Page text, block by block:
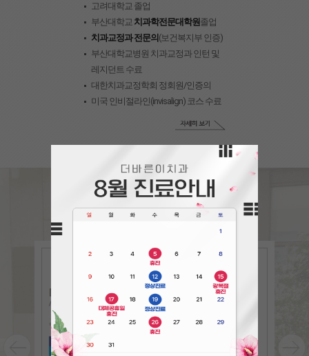
고려대학교 졸업
부산대학교 치과학전문대학원졸업
치과교정과 전문의 (보건복지부 인증)
부산대학교병원 치과교정과 인턴 및
레지던트 수료
대한치과교정학회 정회원/인증의
미국 인비절라인(invisalign) 코스 수료
언론속의더바른이
The bareun-e in the press